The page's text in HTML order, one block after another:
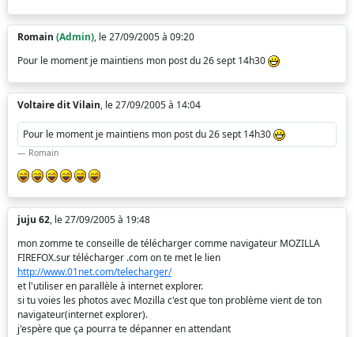
Romain (Admin), le 27/09/2005 à 09:20
Pour le moment je maintiens mon post du 26 sept 14h30
Voltaire dit Vilain, le 27/09/2005 à 14:04
Pour le moment je maintiens mon post du 26 sept 14h30
Romain
juju 62, le 27/09/2005 à 19:48
mon zomme te conseille de télécharger comme navigateur MOZILLA
FIREFOX.sur télécharger .com on te met le lien
http://www.01net.com/telecharger/
et l'utiliser en parallèle à internet explorer.
si tu voies les photos avec Mozilla c'est que ton problème vient de ton
navigateur(internet explorer).
j'espère que ça pourra te dépanner en attendant